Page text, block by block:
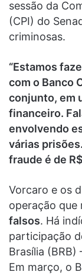
sessão da
(CPI) do
criminosas.
“Estamos
com o Banco
conjunto, em
financeiro.
envolvendo
várias
fraude é de
Vorcaro e os
operação que
falsos. Há
participação
Brasília (BRB)
Em março, o